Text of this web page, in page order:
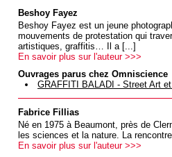
Beshoy Fayez
Beshoy Fayez est un jeune
mouvements de protestation qui
artistiques, graffitis… Il a [...]
En savoir plus sur l'auteur >>>
Ouvrages parus chez Omniscience
GRAFFITI BALADI - Street Art
Fabrice Fillias
Né en 1975 à Beaumont, près de
les sciences et la nature. La
En savoir plus sur l'auteur >>>